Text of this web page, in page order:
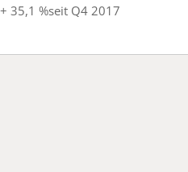
+ 35,1 %seit Q4 2017